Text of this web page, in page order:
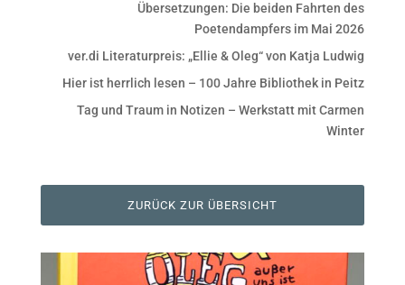
Übersetzungen: Die beiden Fahrten des
Poetendampfers im Mai 2026
ver.di Literaturpreis: „Ellie & Oleg“ von Katja Ludwig
Hier ist herrlich lesen – 100 Jahre Bibliothek in Peitz
Tag und Traum in Notizen – Werkstatt mit Carmen
Winter
ZURÜCK ZUR ÜBERSICHT